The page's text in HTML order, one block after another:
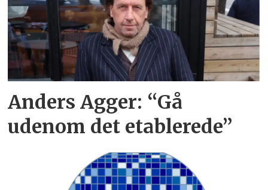
Anders Agger: “Gå
udenom det etablerede”